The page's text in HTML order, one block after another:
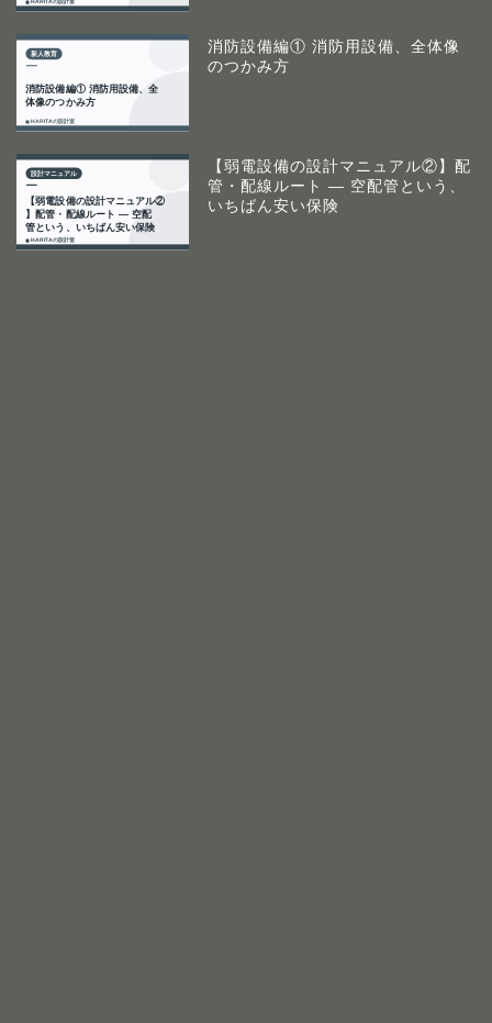
消防設備編① 消防用設備、全体像
のつかみ方
【弱電設備の設計マニュアル②】配
管・配線ルート ― 空配管という、
いちばん安い保険